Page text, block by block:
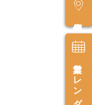
営業カレンダー